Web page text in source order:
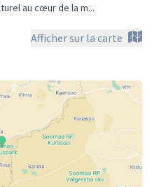
au cœur de la m...
Afficher sur la carte